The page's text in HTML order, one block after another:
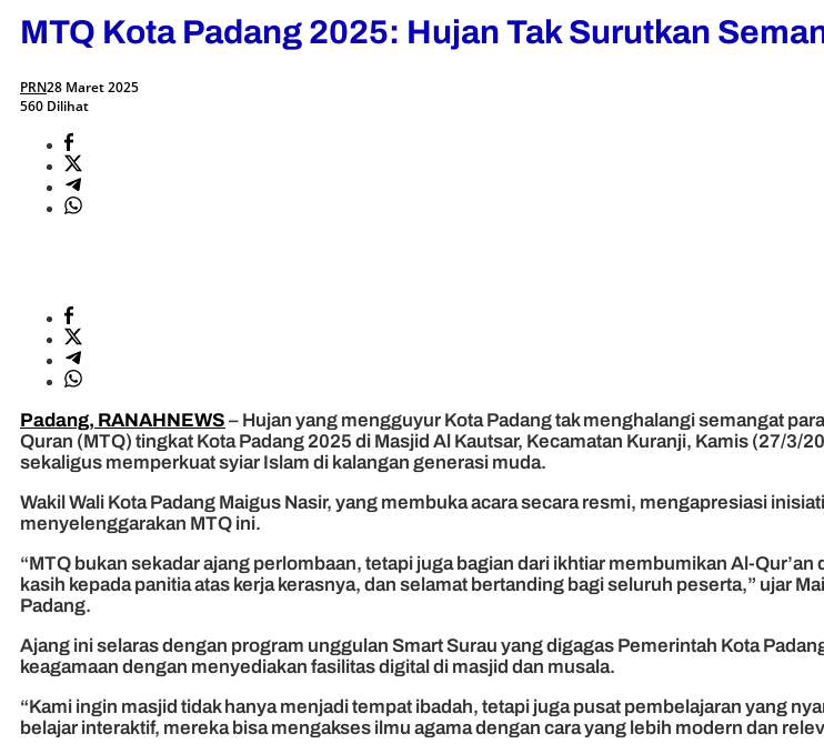
MTQ Kota Padang 2025: Hujan Tak Surutkan
PRN28 Maret 2025
560 Dilihat
Padang, RANAHNEWS – Hujan yang mengguyur Kota Padang tak menghalangi semangat
Quran (MTQ) tingkat Kota Padang 2025 di Masjid Al Kautsar, Kecamatan Kuranji, Kamis (27/
sekaligus memperkuat syiar Islam di kalangan generasi muda.
Wakil Wali Kota Padang Maigus Nasir, yang membuka acara secara resmi, mengapresiasi
menyelenggarakan MTQ ini.
“MTQ bukan sekadar ajang perlombaan, tetapi juga bagian dari ikhtiar membumikan Al-
kasih kepada panitia atas kerja kerasnya, dan selamat bertanding bagi seluruh peserta,” ujar
Padang.
Ajang ini selaras dengan program unggulan Smart Surau yang digagas Pemerintah Kota
keagamaan dengan menyediakan fasilitas digital di masjid dan musala.
“Kami ingin masjid tidak hanya menjadi tempat ibadah, tetapi juga pusat pembelajaran yang
belajar interaktif, mereka bisa mengakses ilmu agama dengan cara yang lebih modern dan